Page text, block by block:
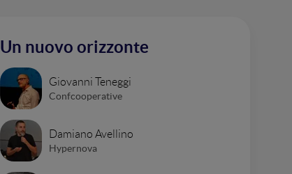
Un nuovo orizzonte
Giovanni Teneggi
Confcooperative
Damiano Avellino
Hypernova